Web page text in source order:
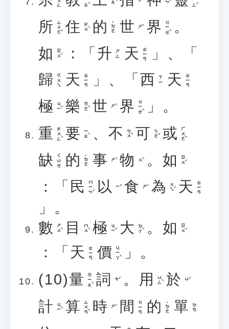
所 ㄙㄨㄛˇ 住 ㄓㄨˋ 的 ˙ㄉㄜ 世 ㄕˋ 界 ㄐㄧㄝˋ 。
如 ㄖㄨˊ ：「 升 ㄕㄥ 天 ㄊㄧㄢ
」、「
歸 ㄍㄨㄟ 天 ㄊㄧㄢ 」、「 西 ㄒㄧ 天 ㄊㄧㄢ
極 ㄐㄧˊ 樂 ㄌㄜˋ 世 ㄕˋ 界 ㄐㄧㄝˋ
」。
重 ㄓㄨㄥˋ 要 ㄧㄠˋ 、 不 ㄅㄨˋ 可 ㄎㄜˇ 或 ㄏㄨㄛˋ
缺 ㄑㄩㄝ 的 ˙ㄉㄜ 事 ㄕˋ 物 ㄨˋ 。 如 ㄖㄨˊ
：「 民 ㄇㄧㄣˊ 以 ㄧˇ 食 ㄕˊ 為 ㄨㄟˊ 天 ㄊㄧㄢ
」。
數 ㄕㄨˋ 目 ㄇㄨˋ 極 ㄐㄧˊ 大 ㄉㄚˋ 。 如 ㄖㄨˊ
：「 天 ㄊㄧㄢ 價 ㄐㄧㄚˋ
」。
(10)量 ㄌㄧㄤˋ 詞 ㄘˊ 。 用 ㄩㄥˋ 於 ㄩˊ
計 ㄐㄧˋ 算 ㄙㄨㄢˋ 時 ㄕˊ 間 ㄐㄧㄢ 的 ˙ㄉㄜ 單 ㄉㄢ